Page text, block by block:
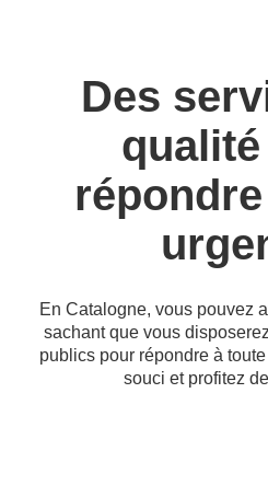
Des
En Catalogne, vous pouvez
sachant que vous
publics pour répondre à
souci et profitez